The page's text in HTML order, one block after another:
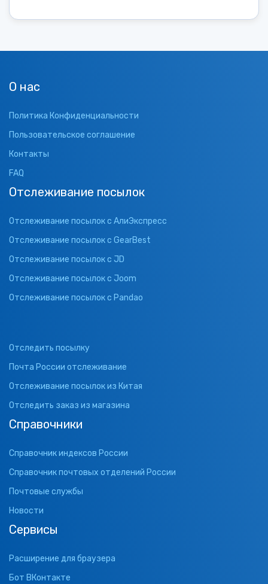
О нас
Политика Конфиденциальности
Пользовательское соглашение
Контакты
FAQ
Отслеживание посылок
Отслеживание посылок с АлиЭкспресс
Отслеживание посылок с GearBest
Отслеживание посылок с JD
Отслеживание посылок с Joom
Отслеживание посылок с Pandao
Отследить посылку
Почта России отслеживание
Отслеживание посылок из Китая
Отследить заказ из магазина
Справочники
Справочник индексов России
Справочник почтовых отделений России
Почтовые службы
Новости
Сервисы
Расширение для браузера
Бот ВКонтакте